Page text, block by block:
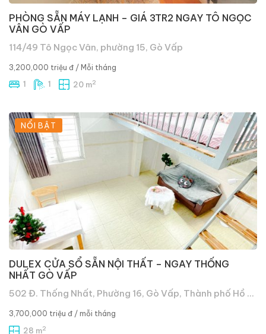
PHÒNG SẴN MÁY LẠNH – GIÁ 3TR2 NGAY TÔ NGỌC
VÂN GÒ VẤP
114/49 Tô Ngọc Vân, phường 15, Gò Vấp
3,200,000 triệu đ / Mỗi tháng
1 1 20 m2
NỔI BẬT
DULEX CỬA SỔ SẴN NỘI THẤT – NGAY THỐNG
NHẤT GÒ VẤP
502 Đ. Thống Nhất, Phường 16, Gò Vấp, Thành phố Hồ Chí Minh, Việt Nam
3,700,000 triệu đ / mỗi tháng
28 m2